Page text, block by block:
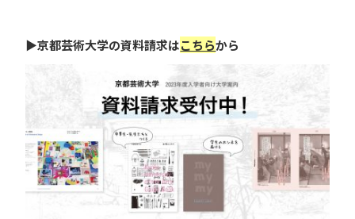
▶京都芸術大学の資料請求はこちらから